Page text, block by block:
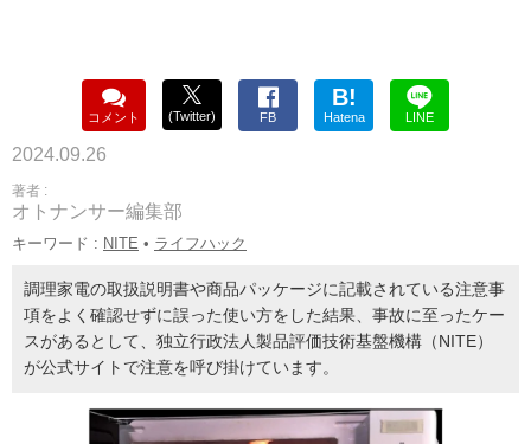
コメント (Twitter) FB
B!
Hatena LINE
2024.09.26
著者 :
オトナンサー編集部
キーワード : NITE • ライフハック
調理家電の取扱説明書や商品パッケージに記載されている注意事
項をよく確認せずに誤った使い方をした結果、事故に至ったケー
スがあるとして、独立行政法人製品評価技術基盤機構（NITE）
が公式サイトで注意を呼び掛けています。